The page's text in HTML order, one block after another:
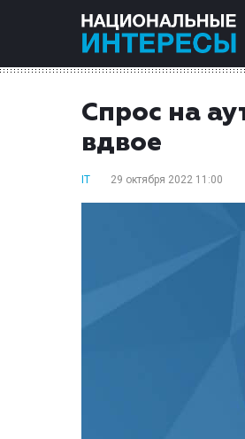
Спрос на
вдвое
IT 29 октября 2022 11:00